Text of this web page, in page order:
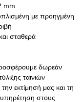
mm
με προηγμένη
σταθερά
δωρεάν
ταινιών
εκτίμησή μας και τη
στους